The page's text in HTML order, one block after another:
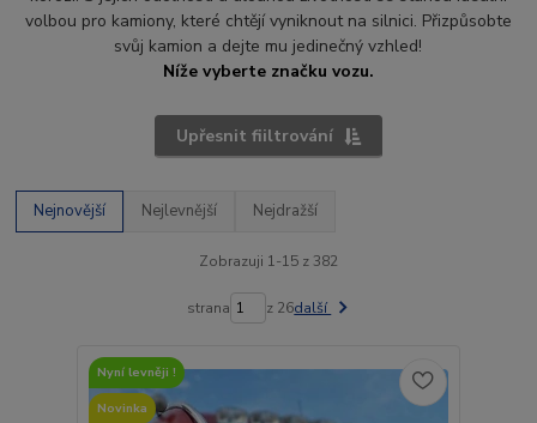
volbou pro kamiony, které chtějí vyniknout na silnici. Přizpůsobte
svůj kamion a dejte mu jedinečný vzhled!
Níže vyberte značku vozu.
Upřesnit fiiltrování
Nejnovější Nejlevnější Nejdražší
Zobrazuji 1-15 z 382
strana z 26další
Nyní levněji !
Novinka